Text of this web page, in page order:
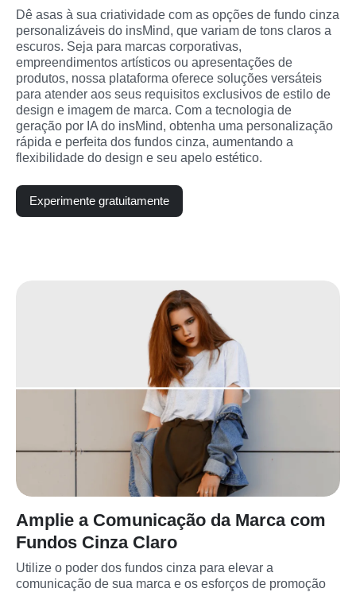
Dê asas à sua criatividade com as opções de fundo cinza
personalizáveis do insMind, que variam de tons claros a
escuros. Seja para marcas corporativas,
empreendimentos artísticos ou apresentações de
produtos, nossa plataforma oferece soluções versáteis
para atender aos seus requisitos exclusivos de estilo de
design e imagem de marca. Com a tecnologia de
geração por IA do insMind, obtenha uma personalização
rápida e perfeita dos fundos cinza, aumentando a
flexibilidade do design e seu apelo estético.
Experimente gratuitamente
Amplie a Comunicação da Marca com
Fundos Cinza Claro
Utilize o poder dos fundos cinza para elevar a
comunicação de sua marca e os esforços de promoção